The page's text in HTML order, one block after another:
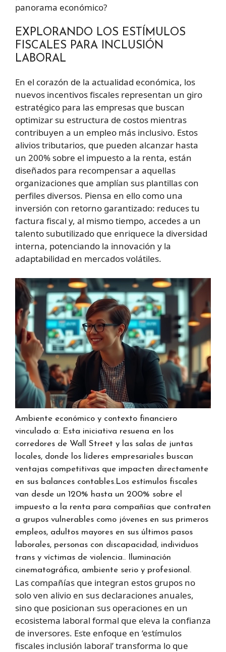
panorama económico?
EXPLORANDO LOS ESTÍMULOS
FISCALES PARA INCLUSIÓN
LABORAL
En el corazón de la actualidad económica, los
nuevos incentivos fiscales representan un giro
estratégico para las empresas que buscan
optimizar su estructura de costos mientras
contribuyen a un empleo más inclusivo. Estos
alivios tributarios, que pueden alcanzar hasta
un 200% sobre el impuesto a la renta, están
diseñados para recompensar a aquellas
organizaciones que amplían sus plantillas con
perfiles diversos. Piensa en ello como una
inversión con retorno garantizado: reduces tu
factura fiscal y, al mismo tiempo, accedes a un
talento subutilizado que enriquece la diversidad
interna, potenciando la innovación y la
adaptabilidad en mercados volátiles.
Ambiente económico y contexto financiero
vinculado a: Esta iniciativa resuena en los
corredores de Wall Street y las salas de juntas
locales, donde los líderes empresariales buscan
ventajas competitivas que impacten directamente
en sus balances contables.Los estímulos fiscales
van desde un 120% hasta un 200% sobre el
impuesto a la renta para compañías que contraten
a grupos vulnerables como jóvenes en sus primeros
empleos, adultos mayores en sus últimos pasos
laborales, personas con discapacidad, individuos
trans y víctimas de violencia.. Iluminación
cinematográfica, ambiente serio y profesional.
Las compañías que integran estos grupos no
solo ven alivio en sus declaraciones anuales,
sino que posicionan sus operaciones en un
ecosistema laboral formal que eleva la confianza
de inversores. Este enfoque en ‘estímulos
fiscales inclusión laboral’ transforma lo que